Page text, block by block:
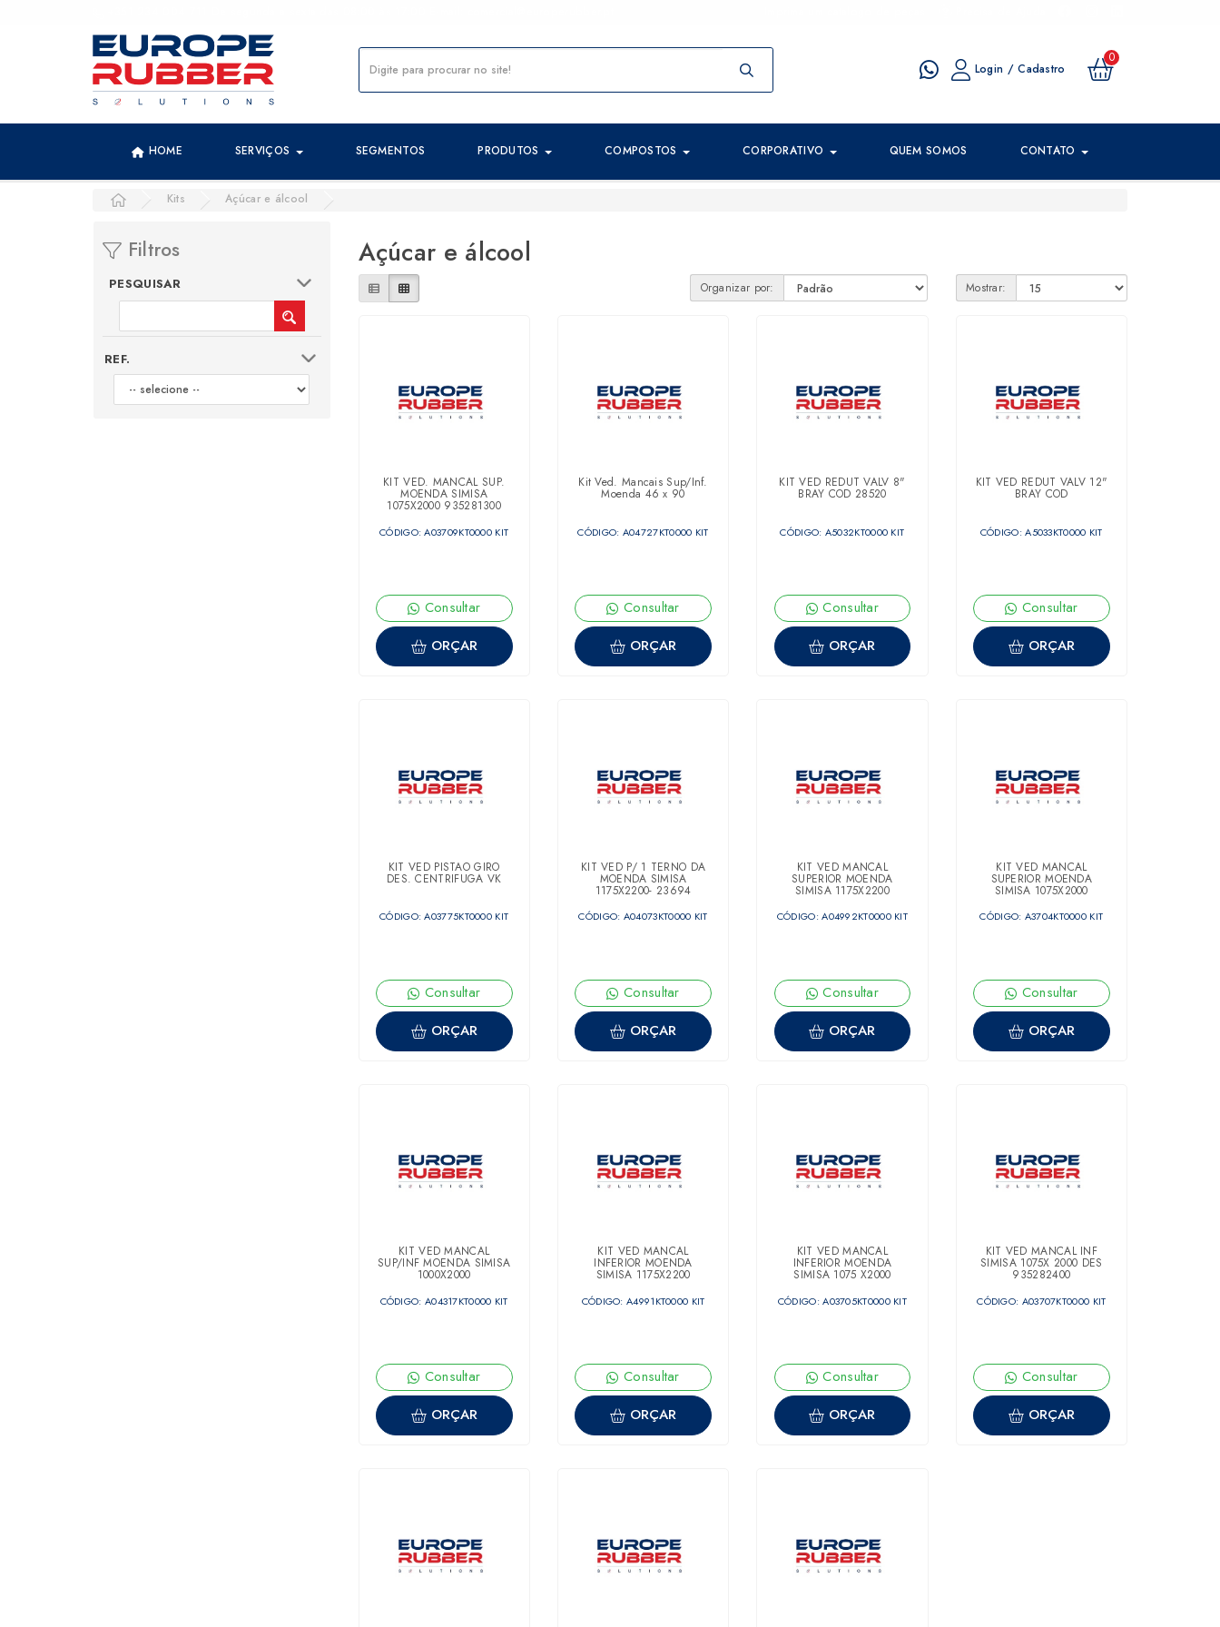
Login / Cadastro
0
HOME SERVIÇOS SEGMENTOS PRODUTOS COMPOSTOS CORPORATIVO QUEM SOMOS CONTATO
Kits Açúcar e álcool
Filtros
PESQUISAR
REF.
Açúcar e álcool
Organizar por: Mostrar:
KIT VED. MANCAL SUP.
MOENDA SIMISA
1075X2000 935281300
CÓDIGO: A03709KT0000 KIT
Consultar
ORÇAR
Kit Ved. Mancais Sup/Inf.
Moenda 46 x 90
CÓDIGO: A04727KT0000 KIT
Consultar
ORÇAR
KIT VED REDUT VALV 8"
BRAY COD 28520
CÓDIGO: A5032KT0000 KIT
Consultar
ORÇAR
KIT VED REDUT VALV 12"
BRAY COD
CÓDIGO: A5033KT0000 KIT
Consultar
ORÇAR
KIT VED PISTÃO GIRO
DES. CENTRIFUGA VK
CÓDIGO: A03775KT0000 KIT
Consultar
ORÇAR
KIT VED P/ 1 TERNO DA
MOENDA SIMISA
1175X2200- 23694
CÓDIGO: A04073KT0000 KIT
Consultar
ORÇAR
KIT VED MANCAL
SUPERIOR MOENDA
SIMISA 1175X2200
CÓDIGO: A04992KT0000 KIT
Consultar
ORÇAR
KIT VED MANCAL
SUPERIOR MOENDA
SIMISA 1075X2000
CÓDIGO: A3704KT0000 KIT
Consultar
ORÇAR
KIT VED MANCAL
SUP/INF MOENDA SIMISA
1000X2000
CÓDIGO: A04317KT0000 KIT
Consultar
ORÇAR
KIT VED MANCAL
INFERIOR MOENDA
SIMISA 1175X2200
CÓDIGO: A4991KT0000 KIT
Consultar
ORÇAR
KIT VED MANCAL
INFERIOR MOENDA
SIMISA 1075 X2000
CÓDIGO: A03705KT0000 KIT
Consultar
ORÇAR
KIT VED MANCAL INF
SIMISA 1075X 2000 DES
935282400
CÓDIGO: A03707KT0000 KIT
Consultar
ORÇAR